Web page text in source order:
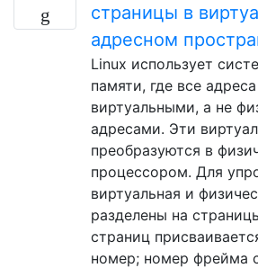
страницы в
адресном
Linux использует
памяти, где все
виртуальными, а не
адресами. Эти
преобразуются в
процессором. Для
виртуальная и
разделены на
страниц
номер; номер фрейма